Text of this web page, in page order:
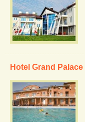
Hotel Grand Palace